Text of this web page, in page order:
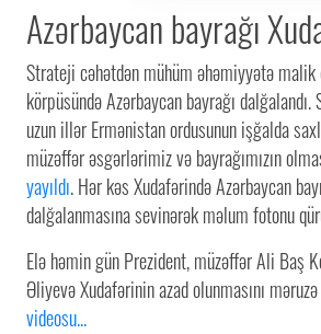
Azərbaycan bayrağı
Strateji cəhətdən mühüm əhəmiyyətə malik
körpüsündə Azərbaycan bayrağı
uzun illər Ermənistan ordusunun işğalda
müzəffər əsgərlərimiz və bayrağımızın
yayıldı. Hər kəs Xudafərində Azərbaycan
dalğalanmasına sevinərək məlum fotonu
Elə həmin gün Prezident, müzəffər Ali Baş
Əliyevə Xudafərinin azad olunmasını
videosu...